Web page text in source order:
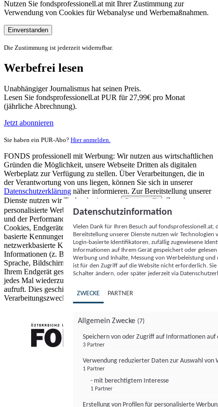
Nutzen Sie fondsprofessionell.at mit Ihrer Zustimmung zur
Verwendung von Cookies für Webanalyse und Werbemaßnahmen.
Einverstanden
Die Zustimmung ist jederzeit widerrufbar.
Werbefrei lesen
Unabhängiger Journalismus hat seinen Preis.
Lesen Sie fondsprofessionell.at PUR für 27,99€ pro Monat
(jährliche Abrechnung).
Jetzt abonnieren
Sie haben ein PUR-Abo? Hier anmelden.
FONDS professionell mit Werbung: Wir nutzen aus wirtschaftlichen
Gründen die Möglichkeit, unsere Webseite Dritten als digitalen
Werbeplatz zur Verfügung zu stellen. Über Verarbeitungen, die in
der Verantwortung von uns liegen, können Sie sich in unserer
Datenschutzerklärung näher informieren. Zur Bereitstellung unserer
Dienste nutzen wir Technologien von
Partnern (5)
. Zwecke:
personalisierte Werbung und Inhalte, Messung von Werbeleistung
und der Performance von Inhalten sowie Zielgruppenforschung.
Cookies, Endgeräte- oder ähnliche Online-Kennungen (z. B. login-
basierte Kennungen, zufällig generierte Kennungen,
netzwerkbasierte Kennungen) können zusammen mit anderen
Informationen (z. B. Browsertyp und Browserinformationen,
Sprache, Bildschirmgröße, unterstützte Technologien usw.) auf
Ihrem Endgerät gespeichert oder von dort ausgelesen werden, um es
jedes Mal wiederzuerkennen, wenn es eine App oder einer Webseite
aufruft. Dies geschieht für einen oder mehrere der hier aufgeführten
Verarbeitungszwecke.
Datenschutzinformation
Vielen Dank für Ihren Besuch auf
Bereitstellung unserer Dienste nutzen wir Technologien
Login-basierte Identifikatoren, zufällig zugewiesene
Informationen auf Ihrem Gerät gespeichert oder
Werbung und Inhalte, Messung von Werbeleistung
ist für den Zugriff auf die Website nicht erforderlich.
Schalter ändern, oder später jederzeit via
ZWECKE PARTNER
Allgemein Zwecke (7)
Speichern von oder Zugriff auf Informationen auf
3 Partner
Verwendung reduzierter Daten zur Auswahl von
1 Partner
- mit berechtigtem Interesse
1 Partner
Erstellung von Profilen für personalisierte
FONDS professionell